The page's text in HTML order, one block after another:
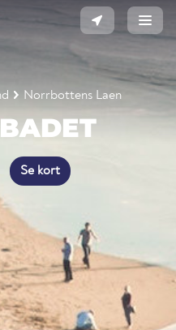
Norrbottens Laen
Se kort